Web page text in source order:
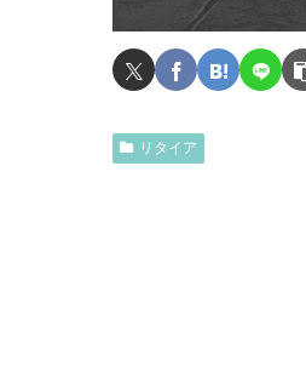
リタイア